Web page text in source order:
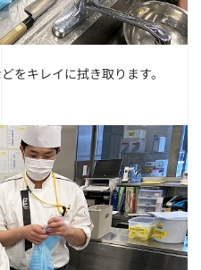
をキレイに拭き取ります。